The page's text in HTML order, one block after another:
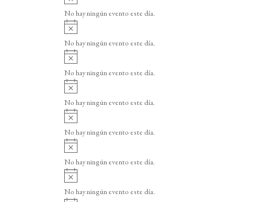
o
v
i
o
No hay ningún evento este día.
A
v
i
o
No hay ningún evento este día.
v
i
o
No hay ningún evento este día.
v
i
o
No hay ningún evento este día.
v
i
o
No hay ningún evento este día.
v
i
o
No hay ningún evento este día.
v
i
No hay ningún evento este día.